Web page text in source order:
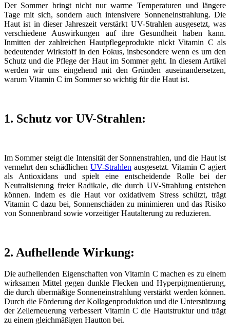
Der Sommer bringt nicht nur warme Temperaturen und längere
Tage mit sich, sondern auch intensivere Sonneneinstrahlung. Die
Haut ist in dieser Jahreszeit verstärkt UV-Strahlen ausgesetzt, was
verschiedene Auswirkungen auf ihre Gesundheit haben kann.
Inmitten der zahlreichen Hautpflegeprodukte rückt Vitamin C als
bedeutender Wirkstoff in den Fokus, insbesondere wenn es um den
Schutz und die Pflege der Haut im Sommer geht. In diesem Artikel
werden wir uns eingehend mit den Gründen auseinandersetzen,
warum Vitamin C im Sommer so wichtig für die Haut ist.
1. Schutz vor UV-Strahlen:
Im Sommer steigt die Intensität der Sonnenstrahlen, und die Haut ist
vermehrt den schädlichen UV-Strahlen ausgesetzt. Vitamin C agiert
als Antioxidans und spielt eine entscheidende Rolle bei der
Neutralisierung freier Radikale, die durch UV-Strahlung entstehen
können. Indem es die Haut vor oxidativem Stress schützt, trägt
Vitamin C dazu bei, Sonnenschäden zu minimieren und das Risiko
von Sonnenbrand sowie vorzeitiger Hautalterung zu reduzieren.
2. Aufhellende Wirkung:
Die aufhellenden Eigenschaften von Vitamin C machen es zu einem
wirksamen Mittel gegen dunkle Flecken und Hyperpigmentierung,
die durch übermäßige Sonneneinstrahlung verstärkt werden können.
Durch die Förderung der Kollagenproduktion und die Unterstützung
der Zellerneuerung verbessert Vitamin C die Hautstruktur und trägt
zu einem gleichmäßigen Hautton bei.